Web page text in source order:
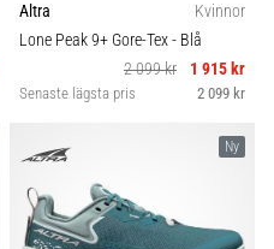
Altra
Kvinnor
Lone Peak 9+ Gore-Tex- Blå
2 099 kr
1 915 kr
Senaste lägsta pris 2 099 kr
Ny